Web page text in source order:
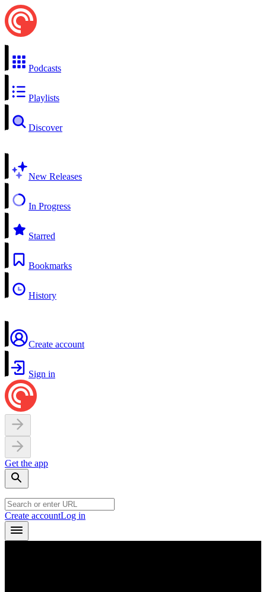
Podcasts
Playlists
Discover
New Releases
In Progress
Starred
Bookmarks
History
Create account
Sign in
Get the app
Create accountLog in